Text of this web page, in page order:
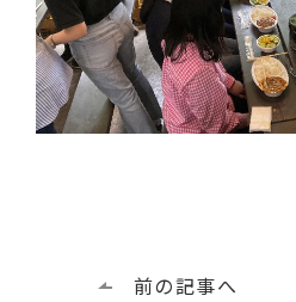
前の記事へ